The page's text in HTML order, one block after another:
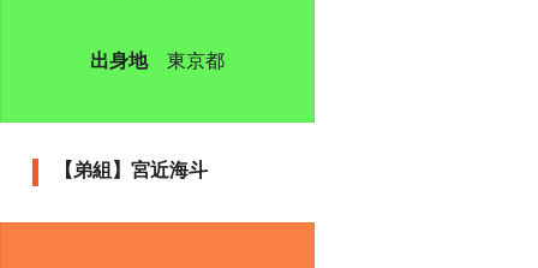
出身地 東京都
【弟組】宮近海斗